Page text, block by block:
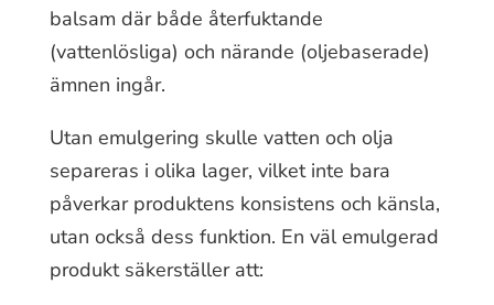
balsam där både återfuktande
(vattenlösliga) och närande (oljebaserade)
ämnen ingår.
Utan emulgering skulle vatten och olja
separeras i olika lager, vilket inte bara
påverkar produktens konsistens och känsla,
utan också dess funktion. En väl emulgerad
produkt säkerställer att: